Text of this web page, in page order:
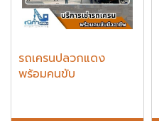
รถเครนปลวกแดง
พร้อมคนขับ